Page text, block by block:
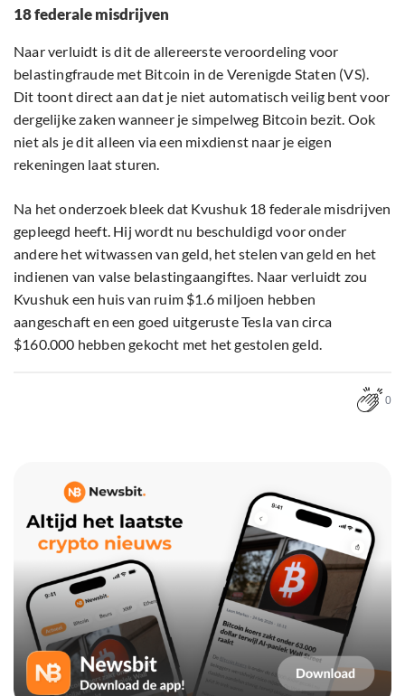
18 federale misdrijven
Naar verluidt is dit de allereerste veroordeling voor
belastingfraude met Bitcoin in de Verenigde Staten (VS).
Dit toont direct aan dat je niet automatisch veilig bent voor
dergelijke zaken wanneer je simpelweg Bitcoin bezit. Ook
niet als je dit alleen via een mixdienst naar je eigen
rekeningen laat sturen.
Na het onderzoek bleek dat Kvushuk 18 federale misdrijven
gepleegd heeft. Hij wordt nu beschuldigd voor onder
andere het witwassen van geld, het stelen van geld en het
indienen van valse belastingaangiftes. Naar verluidt zou
Kvushuk een huis van ruim $1.6 miljoen hebben
aangeschaft en een goed uitgeruste Tesla van circa
$160.000 hebben gekocht met het gestolen geld.
0